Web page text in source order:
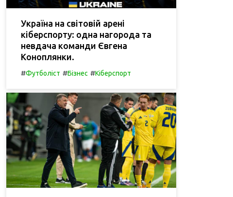
Україна на світовій арені
кіберспорту: одна нагорода та
невдача команди Євгена
Коноплянки.
#Футболіст #Бізнес #Кіберспорт